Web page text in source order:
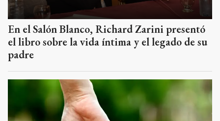
En el Salón Blanco, Richard Zarini presentó
el libro sobre la vida íntima y el legado de su
padre